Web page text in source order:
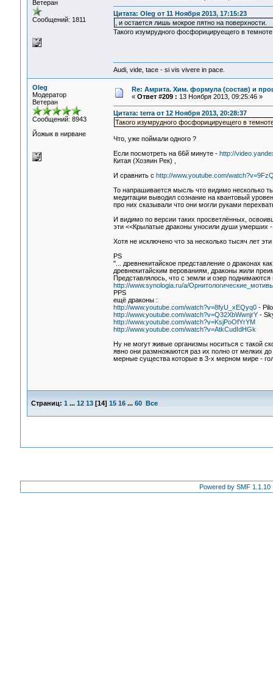
Ветеран
Сообщений: 1811
Цитата: Oleg от 11 Ноября 2013, 17:15:23
, и остается лишь мокрое пятно на поверхности.
Такого изумрудного фосфорицируещего в
Audi, vide, tace - si vis vivere in pace.
Oleg
Модератор
Ветеран
Сообщений: 8943
Йожык в нирване
Re: Амрита. Хим. формула (состав) и
« Ответ #209 : 13 Ноября 2013, 09:25:46 »
Цитата: terra от 12 Ноября 2013, 20:28:37
Такого изумрудного фосфорицируещего в
Что, уже поймали одного ?
Если посмотреть на 66й минуте - http://
Китая (Хозяин Рек) ,
И сравнить с http://www.youtube.com/
То напрашивается мысль что видимо несколько
медитации выводил сознание на квантовый
про них сказывали что они могли руками
И видимо по версии таких просветлённых,
эти <<Крылатые драконы уносили души умерших
Хотя не исключено что за несколько тысяч лет
PS
"... древнекитайское представление о драконах
древнекитайским верованиям, драконы жили
Представлялось, что с земли и озер
http://www.synologia.ru/a/
PPS
ещё драконы :
http://www.youtube.com/watch?v=8fyU_xEQyq0-
http://www.youtube.com/watch?v=Q32XbWwnjrY-
http://www.youtube.com/watch?v=KsjPoOfYrYM
http://www.youtube.com/watch?v=AtkCudIdHGk
Ну не могут живые организмы носиться с такой
явно они размножаются раз их полно от мелких
мерные существа которые в 3-х мерном мире -
Страниц: 1 ... 12 13[14] 15 16 ... 60 Все
Powered by SMF 1.1.10